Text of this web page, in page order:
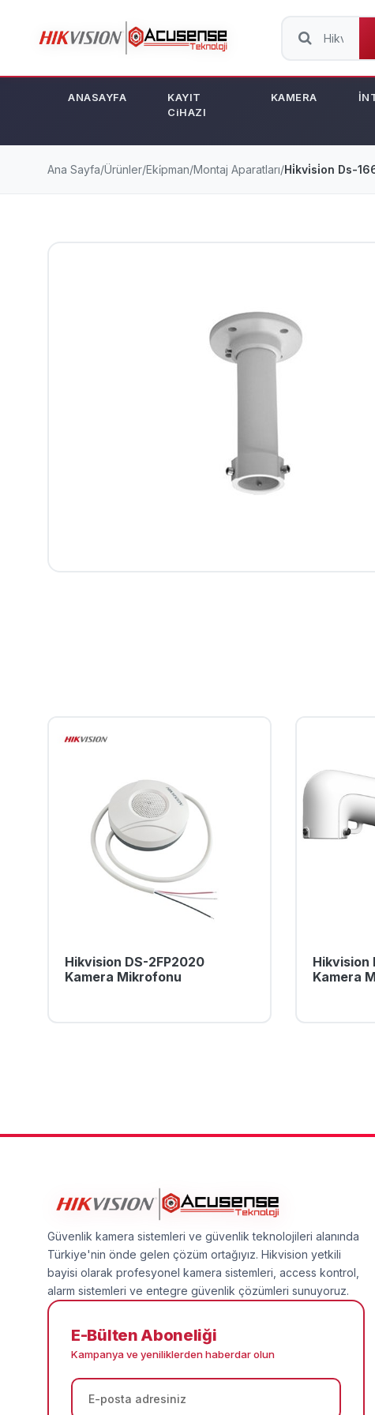
ANASAYFA
KAYIT
CiHAZI
KAMERA
Ana Sayfa/Ürünler/Eki̇pman/Montaj Aparatları/Hi̇kvi̇si̇on Ds-
Hikvision DS-2FP2020
Kamera Mikrofonu
Hikvision
Kamera
Güvenlik kamera sistemleri ve güvenlik teknolojileri alanında
Türkiye'nin önde gelen çözüm ortağıyız. Hikvision yetkili
bayisi olarak profesyonel kamera sistemleri, access kontrol,
alarm sistemleri ve entegre güvenlik çözümleri sunuyoruz.
E-Bülten Aboneliği
Kampanya ve yeniliklerden haberdar olun